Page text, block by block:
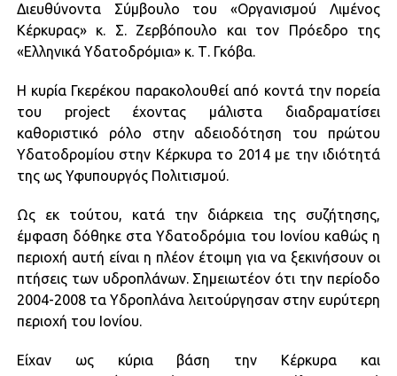
Διευθύνοντα Σύμβουλο του «Οργανισμού Λιμένος
Κέρκυρας» κ. Σ. Ζερβόπουλο και τον Πρόεδρο της
«Ελληνικά Υδατοδρόμια» κ. Τ. Γκόβα.
Η κυρία Γκερέκου παρακολουθεί από κοντά την πορεία
του project έχοντας μάλιστα διαδραματίσει
καθοριστικό ρόλο στην αδειοδότηση του πρώτου
Υδατοδρομίου στην Κέρκυρα το 2014 με την ιδιότητά
της ως Υφυπουργός Πολιτισμού.
Ως εκ τούτου, κατά την διάρκεια της συζήτησης,
έμφαση δόθηκε στα Υδατοδρόμια του Ιονίου καθώς η
περιοχή αυτή είναι η πλέον έτοιμη για να ξεκινήσουν οι
πτήσεις των υδροπλάνων. Σημειωτέον ότι την περίοδο
‪2004-2008‬ τα Υδροπλάνα λειτούργησαν στην ευρύτερη
περιοχή του Ιονίου.
Είχαν ως κύρια βάση την Κέρκυρα και